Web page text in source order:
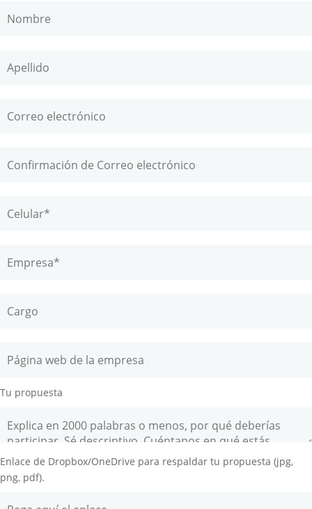
Tu propuesta
Enlace de Dropbox/OneDrive para respaldar tu propuesta (jpg,
png, pdf).